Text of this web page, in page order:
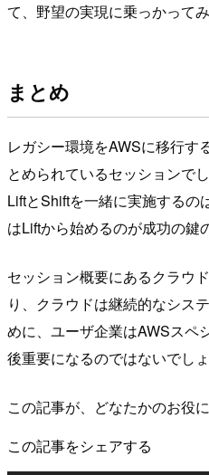
て、野望の実現に乗っかって
まとめ
レガシー環境をAWSに移行す
とめられているセッションでし
LiftとShiftを一緒に実施するの
はLiftから始めるのが成功の鍵
セッション概要にあるクラウ
り、クラウドは継続的なシス
めに、ユーザ企業はAWSスペ
後重要になるのではないでしょ
この記事が、どなたかのお役
この記事をシェアする